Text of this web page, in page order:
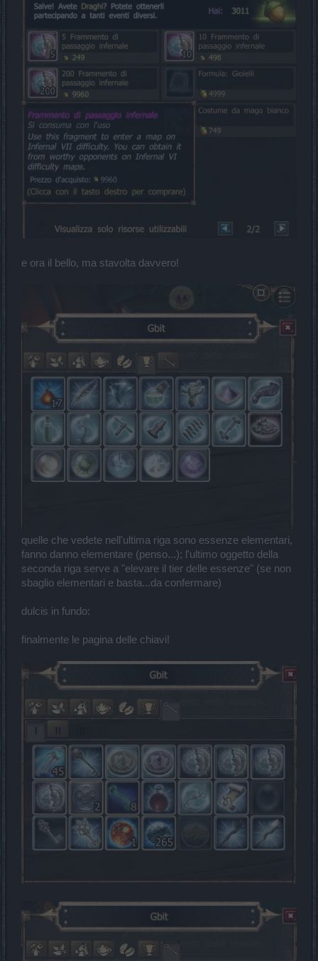
e ora il bello, ma stavolta davvero!
quelle che vedete nell'ultima riga sono essenze elementari,
fanno danno elementare (penso...); l'ultimo oggetto della
seconda riga serve a "elevare il tier delle essenze" (se non
sbaglio elementari e basta...da confermare)
dulcis in fundo:
finalmente le pagina delle chiavi!